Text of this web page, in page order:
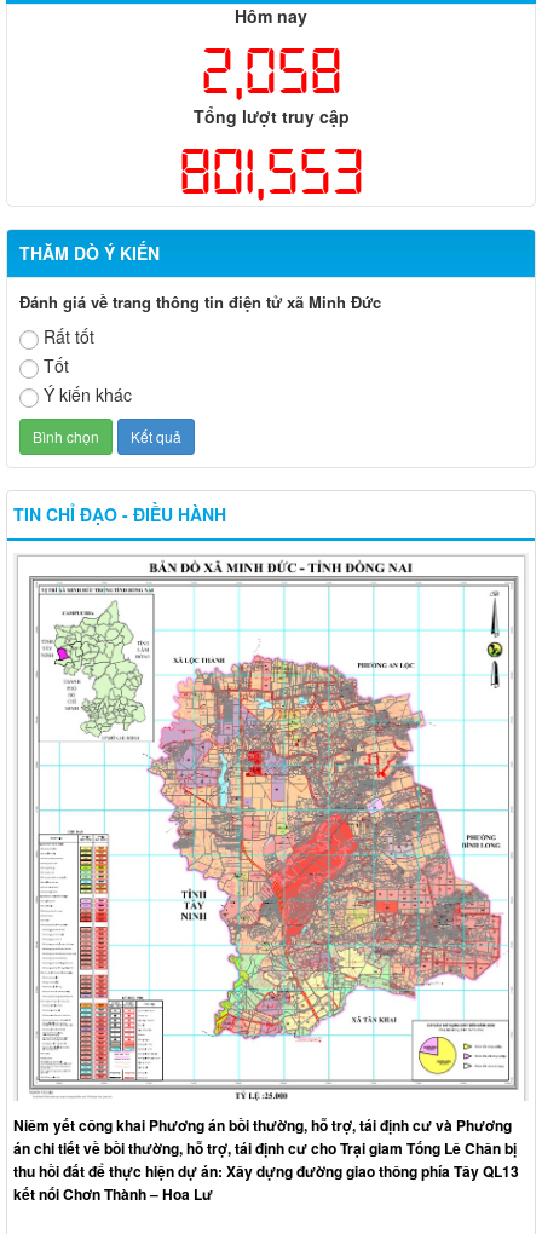
Hôm nay
2,058
Tổng lượt truy cập
801,553
THĂM DÒ Ý KIẾN
Đánh giá về trang thông tin điện tử xã Minh Đức
Rất tốt
Tốt
Ý kiến khác
TIN CHỈ ĐẠO - ĐIỀU HÀNH
Niêm yết công khai Phương án bồi thường, hỗ trợ, tái định cư và Phương
án chi tiết về bồi thường, hỗ trợ, tái định cư cho Trại giam Tống Lê Chân bị
thu hồi đất để thực hiện dự án: Xây dựng đường giao thông phía Tây QL13
kết nối Chơn Thành – Hoa Lư